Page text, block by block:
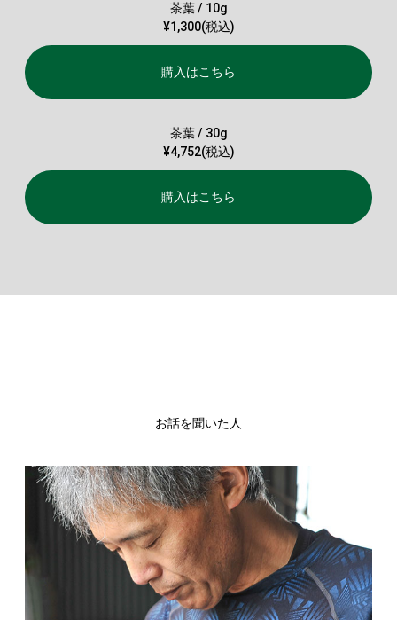
茶葉 / 10g
¥1,300(税込)
購入はこちら
茶葉 / 30g
¥4,752(税込)
購入はこちら
お話を聞いた人